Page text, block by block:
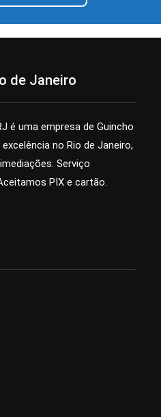
de Janeiro
é uma empresa de Guincho
no Rio de Janeiro,
Serviço
PIX e cartão.